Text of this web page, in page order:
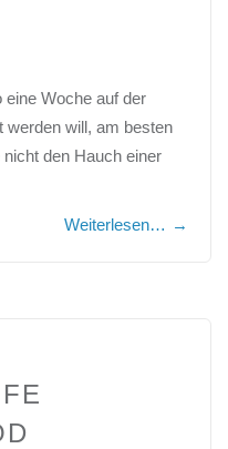
eine Woche auf der
werden will, am besten
den Hauch einer
Weiterlesen… →